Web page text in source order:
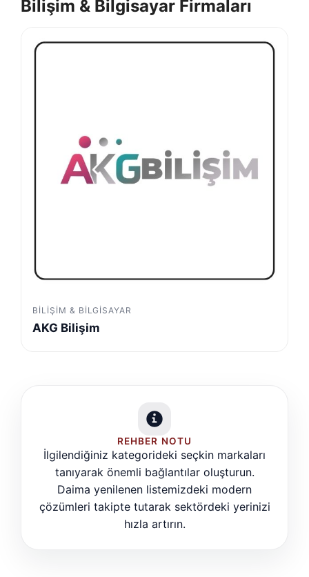
Bilişim & Bilgisayar Firmaları
BILIŞIM & BILGISAYAR
AKG Bilişim
REHBER NOTU
İlgilendiğiniz kategorideki seçkin markaları
tanıyarak önemli bağlantılar oluşturun.
Daima yenilenen listemizdeki modern
çözümleri takipte tutarak sektördeki yerinizi
hızla artırın.